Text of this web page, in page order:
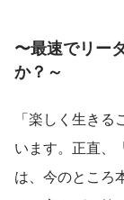
〜最速でリー
か？～
「楽しく生き
います。正直、
は、今のところ